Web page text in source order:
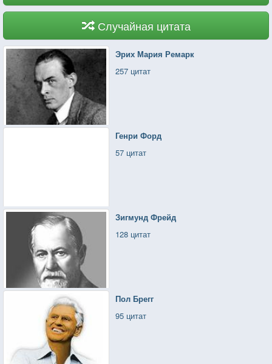
Случайная цитата
Эрих Мария Ремарк
257 цитат
Генри Форд
57 цитат
Зигмунд Фрейд
128 цитат
Пол Брегг
95 цитат